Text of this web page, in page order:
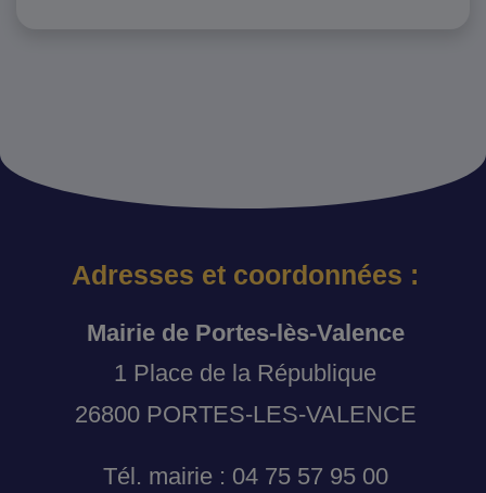
Adresses et coordonnées :
Mairie de Portes-lès-Valence
1 Place de la République
26800 PORTES-LES-VALENCE
Tél. mairie : 04 75 57 95 00